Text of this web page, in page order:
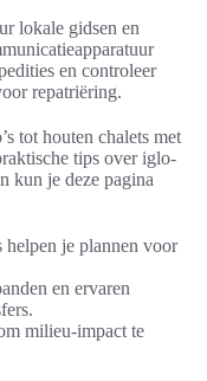
lokale gidsen en
en controleer
repatriëring.
tot houten chalets met
tips over iglo-
kun je deze pagina
helpen je plannen voor
en ervaren
milieu-impact te